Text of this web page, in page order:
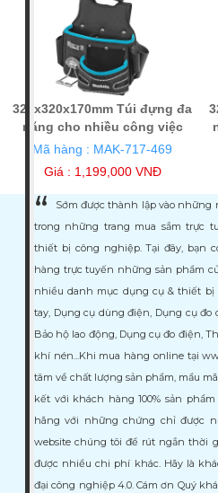
320x320x170mm Túi đựng đa
năng cho nhiều công việc
Makita P-71744
Mã hàng : MAK-717-469
Giá : 1,199,000 VNĐ
Sớm được thành lập vào những
trong những trang mua sắm trực
thiết bị công nghiệp. Tại đây, bạn
hàng trực tuyến những sản phẩm
nhiều danh mục dụng cụ & thiết
tay, Dụng cụ dùng điện, Dụng cụ
Bảo hộ lao động, Dụng cụ đo điện,
khí nén...Khi mua hàng online tại
tâm về chất lượng sản phẩm, mẩu
kết với khách hàng 100% sản
hãng với những chứng chỉ được
website chúng tôi để rút ngắn thời
được nhiều chi phí khác. Hãy là
đại công nghiệp 4.0. Cám ơn Quý